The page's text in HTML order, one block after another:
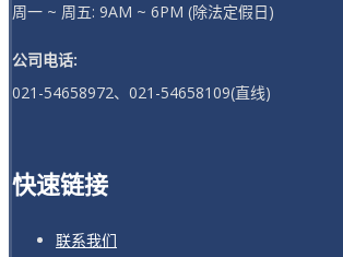
周一 ~ 周五: 9AM ~ 6PM (除法定假日)
公司电话:
021-54658972、021-54658109(直线)
快速链接
联系我们